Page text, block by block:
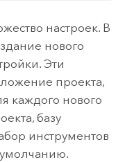
настроек. В
нового
Эти
проекта,
каждого нового
базу
инструментов